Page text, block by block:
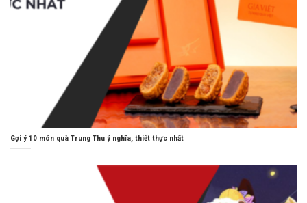
Gợi ý 10 món quà Trung Thu ý nghĩa, thiết thực nhất